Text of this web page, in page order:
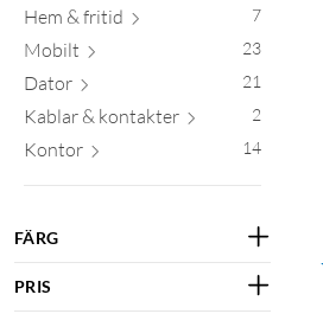
Hem & fritid 7
Mobilt 23
Dator 21
Kablar & kontakter 2
Kontor 14
FÄRG
PRIS